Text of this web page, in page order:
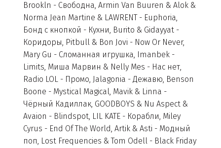
Brookln - Свободна, Armin Van Buuren & Alok &
Norma Jean Martine & LAWRENT - Euphoria,
Бонд с кнопкой - Кухни, Burito & Gidayyat -
Коридоры, Pitbull & Bon Jovi - Now Or Never,
Mary Gu - Сломанная игрушка, Imanbek -
Limits, Миша Марвин & Nelly Mes - Нас нет,
Radio LOL - Промо, Jalagonia - Дежавю, Benson
Boone - Mystical Magical, Mavik & Linna -
Чёрный Кадиллак, GOODBOYS & Nu Aspect &
Avaion - Blindspot, LIL KATE - Корабли, Miley
Cyrus - End Of The World, Artik & Asti - Модный
поп, Lost Frequencies & Tom Odell - Black Friday